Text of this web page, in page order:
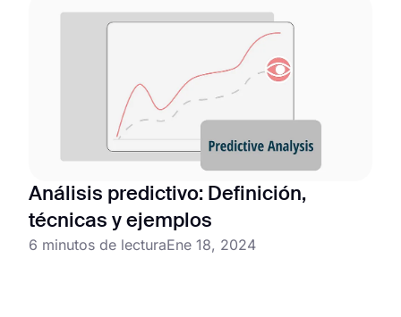
Análisis predictivo: Definición,
técnicas y ejemplos
6 minutos de lecturaEne 18, 2024